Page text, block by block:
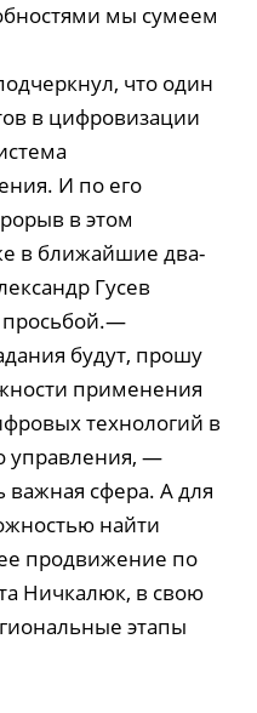
мы сумеем
что один
в цифровизации
И по его
в этом
в ближайшие два-
Гусев
просьбой.—
будут, прошу
применения
технологий в
управления, —
сфера. А для
найти
продвижение по
Ничкалюк, в свою
этапы